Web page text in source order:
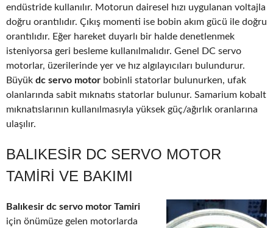
endüstride kullanılır. Motorun dairesel hızı uygulanan voltajla
doğru orantılıdır. Çıkış momenti ise bobin akım gücü ile doğru
orantılıdır. Eğer hareket duyarlı bir halde denetlenmek
isteniyorsa geri besleme kullanılmalıdır. Genel DC servo
motorlar, üzerilerinde yer ve hız algılayıcıları bulundurur.
Büyük dc servo motor bobinli statorlar bulunurken, ufak
olanlarında sabit mıknatıs statorlar bulunur. Samarium kobalt
mıknatıslarının kullanılmasıyla yüksek güç/ağırlık oranlarına
ulaşılır.
BALIKESIR DC SERVO MOTOR
TAMIRI VE BAKIMI
Balıkesir dc servo motor Tamiri
için önümüze gelen motorlarda